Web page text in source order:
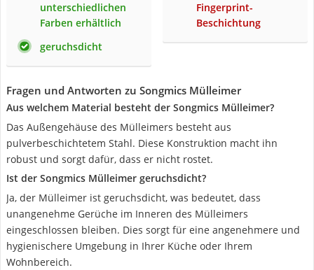
unterschiedlichen
Farben erhältlich
geruchsdicht
Fingerprint-
Beschichtung
Fragen und Antworten zu Songmics Mülleimer
Aus welchem Material besteht der Songmics Mülleimer?
Das Außengehäuse des Mülleimers besteht aus
pulverbeschichtetem Stahl. Diese Konstruktion macht ihn
robust und sorgt dafür, dass er nicht rostet.
Ist der Songmics Mülleimer geruchsdicht?
Ja, der Mülleimer ist geruchsdicht, was bedeutet, dass
unangenehme Gerüche im Inneren des Mülleimers
eingeschlossen bleiben. Dies sorgt für eine angenehmere und
hygienischere Umgebung in Ihrer Küche oder Ihrem
Wohnbereich.